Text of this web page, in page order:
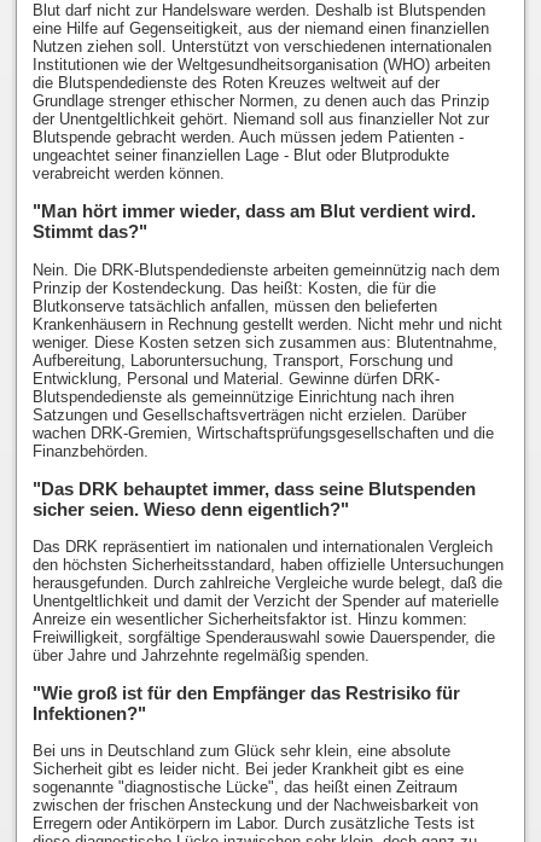
Blut darf nicht zur Handelsware werden. Deshalb ist Blutspenden
eine Hilfe auf Gegenseitigkeit, aus der niemand einen finanziellen
Nutzen ziehen soll. Unterstützt von verschiedenen internationalen
Institutionen wie der Weltgesundheitsorganisation (WHO) arbeiten
die Blutspendedienste des Roten Kreuzes weltweit auf der
Grundlage strenger ethischer Normen, zu denen auch das Prinzip
der Unentgeltlichkeit gehört. Niemand soll aus finanzieller Not zur
Blutspende gebracht werden. Auch müssen jedem Patienten -
ungeachtet seiner finanziellen Lage - Blut oder Blutprodukte
verabreicht werden können.
"Man hört immer wieder, dass am Blut verdient wird.
Stimmt das?"
Nein. Die DRK-Blutspendedienste arbeiten gemeinnützig nach dem
Prinzip der Kostendeckung. Das heißt: Kosten, die für die
Blutkonserve tatsächlich anfallen, müssen den belieferten
Krankenhäusern in Rechnung gestellt werden. Nicht mehr und nicht
weniger. Diese Kosten setzen sich zusammen aus: Blutentnahme,
Aufbereitung, Laboruntersuchung, Transport, Forschung und
Entwicklung, Personal und Material. Gewinne dürfen DRK-
Blutspendedienste als gemeinnützige Einrichtung nach ihren
Satzungen und Gesellschaftsverträgen nicht erzielen. Darüber
wachen DRK-Gremien, Wirtschaftsprüfungsgesellschaften und die
Finanzbehörden.
"Das DRK behauptet immer, dass seine Blutspenden
sicher seien. Wieso denn eigentlich?"
Das DRK repräsentiert im nationalen und internationalen Vergleich
den höchsten Sicherheitsstandard, haben offizielle Untersuchungen
herausgefunden. Durch zahlreiche Vergleiche wurde belegt, daß die
Unentgeltlichkeit und damit der Verzicht der Spender auf materielle
Anreize ein wesentlicher Sicherheitsfaktor ist. Hinzu kommen:
Freiwilligkeit, sorgfältige Spenderauswahl sowie Dauerspender, die
über Jahre und Jahrzehnte regelmäßig spenden.
"Wie groß ist für den Empfänger das Restrisiko für
Infektionen?"
Bei uns in Deutschland zum Glück sehr klein, eine absolute
Sicherheit gibt es leider nicht. Bei jeder Krankheit gibt es eine
sogenannte "diagnostische Lücke", das heißt einen Zeitraum
zwischen der frischen Ansteckung und der Nachweisbarkeit von
Erregern oder Antikörpern im Labor. Durch zusätzliche Tests ist